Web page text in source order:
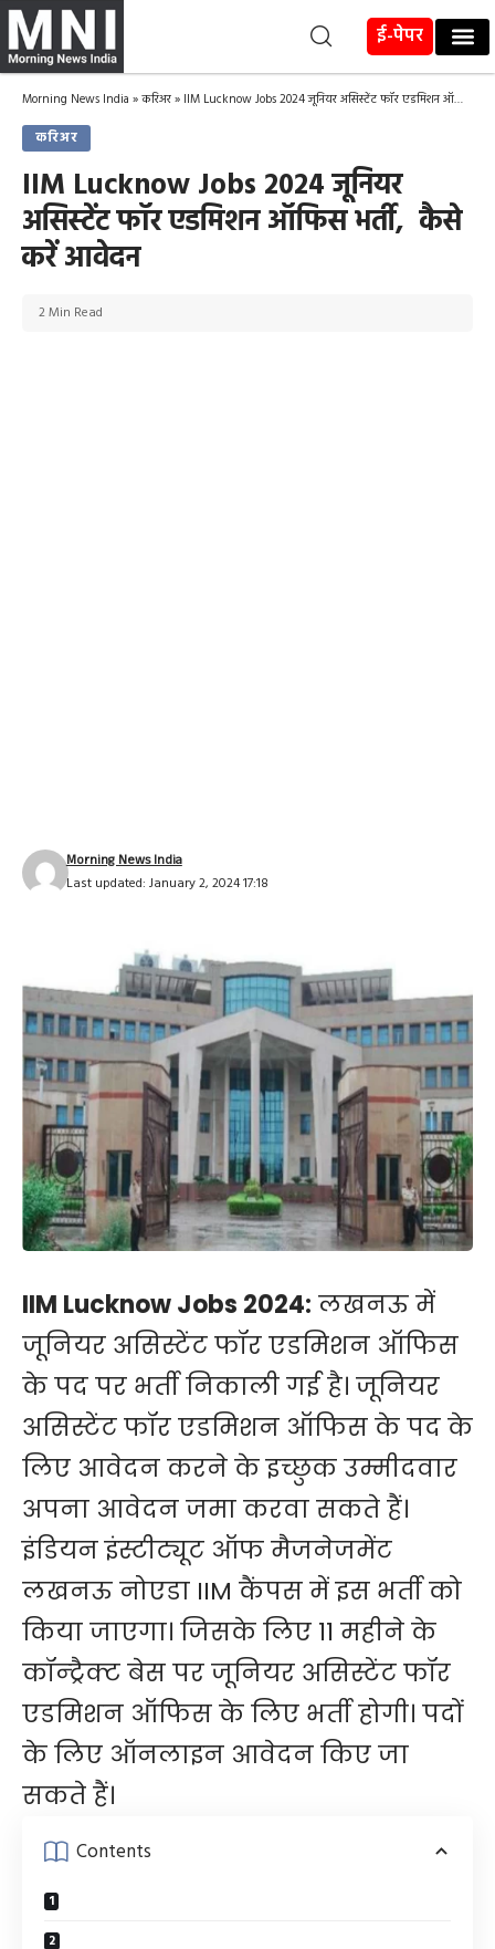
ई-पेपर
Morning News India »करिअर» IIM Lucknow Jobs 2024 जूनियर असिस्टेंट फॉर एडमिशन ऑफिस भर्ती, कैसे करें आवेदन
करिअर
IIM Lucknow Jobs 2024 जूनियर
असिस्टेंट फॉर एडमिशन ऑफिस भर्ती, कैसे
करें आवेदन
Last updated: January 2, 2024 17:18
Morning News India
2 Min Read
IIM Lucknow Jobs 2024: लखनऊ में
जूनियर असिस्टेंट फॉर एडमिशन ऑफिस
के पद पर भर्ती निकाली गई है। जूनियर
असिस्टेंट फॉर एडमिशन ऑफिस के पद के
लिए आवेदन करने के ​इच्छुक उम्मीदवार
अपना आवेदन जमा करवा सकते हैं।
इंडियन इंस्टीट्यूट ऑफ मैजनेजमेंट
लखनऊ नोएडा IIM कैंपस में इस भर्ती को
किया जाएगा। जिसके लिए 11 महीने के
कॉन्ट्रैक्ट बेस पर जूनियर असिस्टेंट फॉर
एडमिशन ऑफिस के लिए भर्ती होगी। पदों
के लिए ऑनलाइन आवेदन किए जा
सकते हैं।
Contents